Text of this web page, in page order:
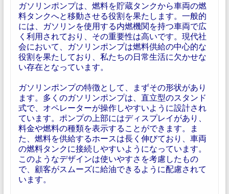
ガソリンポンプは、燃料を貯蔵タンクから車両の燃
料タンクへと移動させる役割を果たします。一般的
には、ガソリンを使用する内燃機関を持つ車両で広
く利用されており、その重要性は高いです。現代社
会において、ガソリンポンプは燃料供給の中心的な
役割を果たしており、私たちの日常生活に欠かせな
い存在となっています。
ガソリンポンプの特徴として、まずその形状があり
ます。多くのガソリンポンプは、直立型のスタンド
式で、オペレーターが操作しやすいように設計され
ています。ポンプの上部にはディスプレイがあり、
料金や燃料の種類を表示することができます。ま
た、燃料を供給するホースは長く伸びており、車両
の燃料タンクに接続しやすいようになっています。
このようなデザインは使いやすさを考慮したもの
で、顧客がスムーズに給油できるように配慮されて
います。